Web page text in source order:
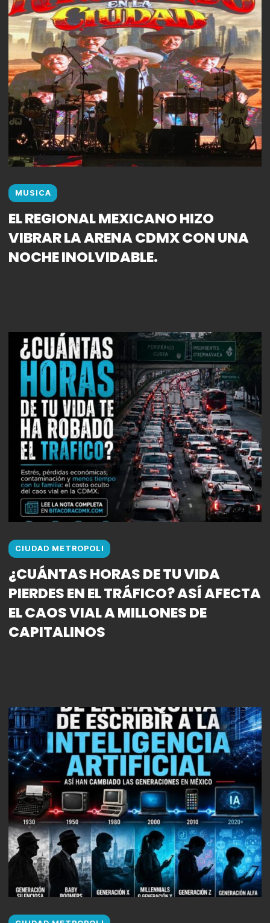
MUSICA
EL REGIONAL MEXICANO HIZO
VIBRAR LA ARENA CDMX CON UNA
NOCHE INOLVIDABLE.
CIUDAD METROPOLI
¿CUÁNTAS HORAS DE TU VIDA
PIERDES EN EL TRÁFICO? ASÍ AFECTA
EL CAOS VIAL A MILLONES DE
CAPITALINOS